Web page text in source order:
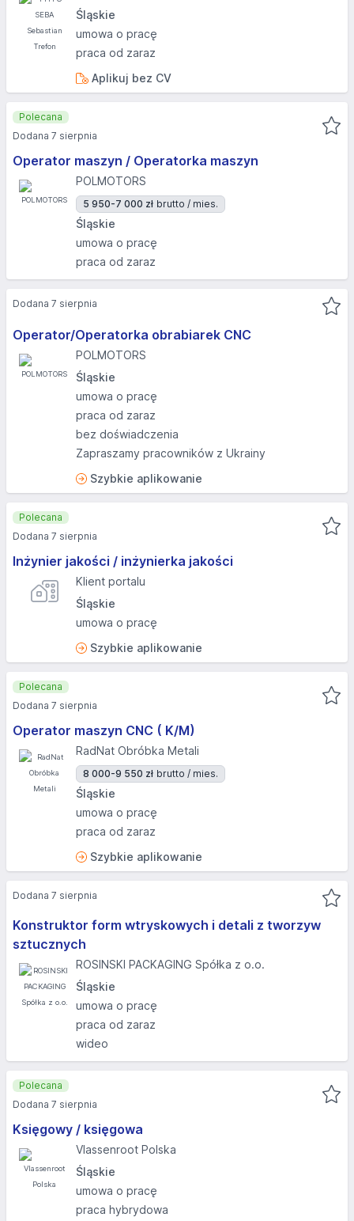
Śląskie
umowa o pracę
praca od zaraz
Aplikuj bez CV
Operator maszyn / Operatorka maszyn
POLMOTORS
5 950-7 000 zł brutto / mies.
Śląskie
umowa o pracę
praca od zaraz
Polecana
Dodana 7 sierpnia
Operator/Operatorka obrabiarek CNC
POLMOTORS
Śląskie
umowa o pracę
praca od zaraz
bez doświadczenia
Zapraszamy pracowników z Ukrainy
Szybkie aplikowanie
Dodana 7 sierpnia
Inżynier jakości / inżynierka jakości
Klient portalu
Śląskie
umowa o pracę
Szybkie aplikowanie
Polecana
Dodana 7 sierpnia
Operator maszyn CNC ( K/M)
RadNat Obróbka Metali
8 000-9 550 zł brutto / mies.
Śląskie
umowa o pracę
praca od zaraz
Szybkie aplikowanie
Polecana
Dodana 7 sierpnia
Konstruktor form wtryskowych i detali z tworzyw
sztucznych
ROSINSKI PACKAGING Spółka z o.o.
Śląskie
umowa o pracę
praca od zaraz
wideo
Dodana 7 sierpnia
Księgowy / księgowa
Vlassenroot Polska
Śląskie
umowa o pracę
praca hybrydowa
Polecana
Dodana 7 sierpnia